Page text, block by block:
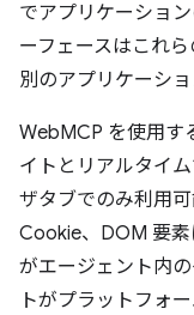
でアプリケーショ
ーフェースはこれ
別のアプリケーショ
WebMCP を使用す
イトとリアルタイ
ザタブでのみ利用
Cookie、DOM 要素
がエージェント内
トがプラットフォ